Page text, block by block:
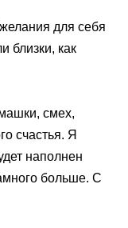
для себя
близки, как
смех,
счастья. Я
наполнен
больше. С